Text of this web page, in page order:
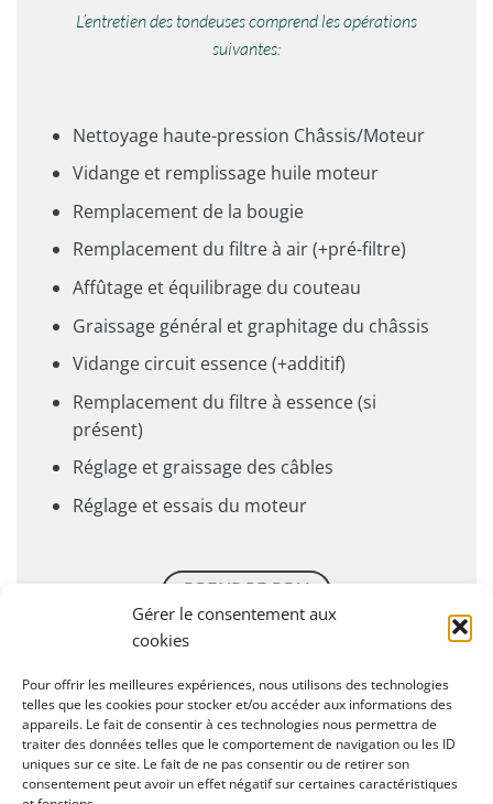
Gérer le consentement aux
cookies
Pour offrir les meilleures expériences, nous utilisons des technologies
telles que les cookies pour stocker et/ou accéder aux informations des
appareils. Le fait de consentir à ces technologies nous permettra de
traiter des données telles que le comportement de navigation ou les ID
uniques sur ce site. Le fait de ne pas consentir ou de retirer son
consentement peut avoir un effet négatif sur certaines caractéristiques
L’entretien des tondeuses comprend les opérations
suivantes:
Nettoyage haute-pression Châssis/Moteur
Vidange et remplissage huile moteur
Remplacement de la bougie
Remplacement du filtre à air (+pré-filtre)
Affûtage et équilibrage du couteau
Graissage général et graphitage du châssis
Vidange circuit essence (+additif)
Remplacement du filtre à essence (si
présent)
Réglage et graissage des câbles
Réglage et essais du moteur
PRENDRE RDV
SOMAGRI propose également un service d’entretien
et/ou réparation des tracteurs et motoculteurs,
débroussailleuse, taille-haie ou autre matériel de jardin